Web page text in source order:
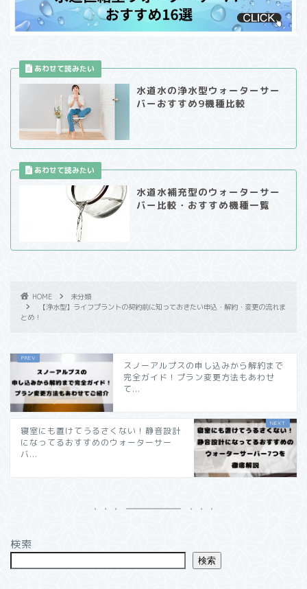
水道水の浄水型ウォーターサー
バーおすすめ9機種比較
水道水補充型のウォーターサー
バー比較・おすすめ機種一覧
HOME
未分類
【浄水型】ライフプラントの契約前に知っておきたい申込・解約・変更の流れま
とめ！
スノーアルプスの申し込みから解約まで
完全ガイド！プラン変更方法もあわせ
て...
寝室にも置けてうるさくない！静音設計
になってるおすすめのウォーターサー
バ...
検索
検索